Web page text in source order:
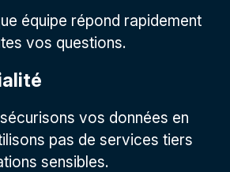
équipe répond rapidement
vos questions.
vos données en
pas de services tiers
sensibles.